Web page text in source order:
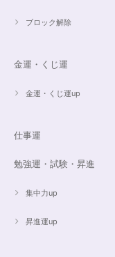
ブロック解除
金運・くじ運
金運・くじ運up
仕事運
勉強運・試験・昇進
集中力up
昇進運up